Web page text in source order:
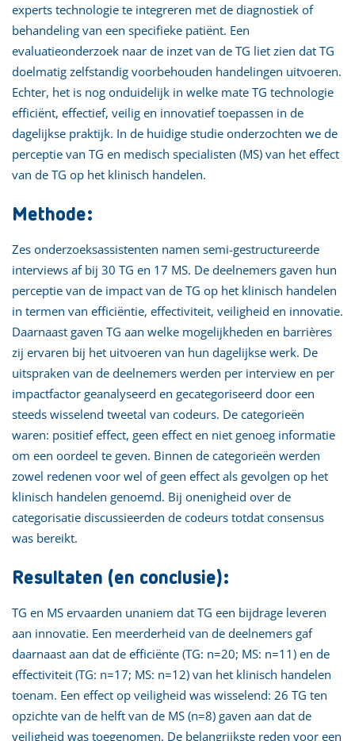
experts technologie te integreren met de diagnostiek of
behandeling van een specifieke patiënt. Een
evaluatieonderzoek naar de inzet van de TG liet zien dat TG
doelmatig zelfstandig voorbehouden handelingen uitvoeren.
Echter, het is nog onduidelijk in welke mate TG technologie
efficiënt, effectief, veilig en innovatief toepassen in de
dagelijkse praktijk. In de huidige studie onderzochten we de
perceptie van TG en medisch specialisten (MS) van het effect
van de TG op het klinisch handelen.
Methode:
Zes onderzoeksassistenten namen semi-gestructureerde
interviews af bij 30 TG en 17 MS. De deelnemers gaven hun
perceptie van de impact van de TG op het klinisch handelen
in termen van efficiëntie, effectiviteit, veiligheid en innovatie.
Daarnaast gaven TG aan welke mogelijkheden en barrières
zij ervaren bij het uitvoeren van hun dagelijkse werk. De
uitspraken van de deelnemers werden per interview en per
impactfactor geanalyseerd en gecategoriseerd door een
steeds wisselend tweetal van codeurs. De categorieën
waren: positief effect, geen effect en niet genoeg informatie
om een oordeel te geven. Binnen de categorieën werden
zowel redenen voor wel of geen effect als gevolgen op het
klinisch handelen genoemd. Bij onenigheid over de
categorisatie discussieerden de codeurs totdat consensus
was bereikt.
Resultaten (en conclusie):
TG en MS ervaarden unaniem dat TG een bijdrage leveren
aan innovatie. Een meerderheid van de deelnemers gaf
daarnaast aan dat de efficiënte (TG: n=20; MS: n=11) en de
effectiviteit (TG: n=17; MS: n=12) van het klinisch handelen
toenam. Een effect op veiligheid was wisselend: 26 TG ten
opzichte van de helft van de MS (n=8) gaven aan dat de
veiligheid was toegenomen. De belangrijkste reden voor een